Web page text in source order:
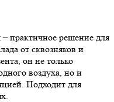
практичное решение для
от сквозняков и
он не только
воздуха, но и
Подходит для